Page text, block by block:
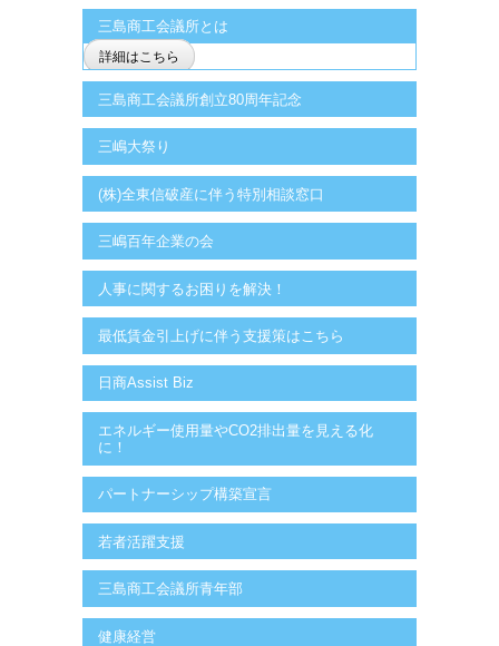
三島商工会議所とは
詳細はこちら
三島商工会議所創立80周年記念
三嶋大祭り
(株)全東信破産に伴う特別相談窓口
三嶋百年企業の会
人事に関するお困りを解決！
最低賃金引上げに伴う支援策はこちら
日商Assist Biz
エネルギー使用量やCO2排出量を見える化
に！
パートナーシップ構築宣言
若者活躍支援
三島商工会議所青年部
健康経営